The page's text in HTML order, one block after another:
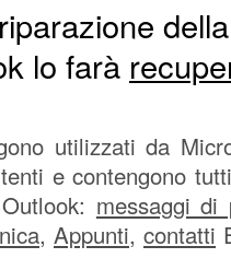
lo farà
utilizzati da
e contengono
messaggi di
, Appunti, contatti